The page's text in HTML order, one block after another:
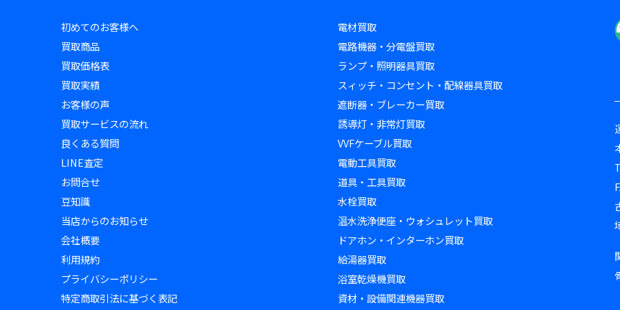
初めてのお客様へ
買取商品
買取価格表
買取実績
お客様の声
買取サービスの流れ
良くある質問
LINE査定
お問合せ
豆知識
当店からのお知らせ
会社概要
利用規約
プライバシーポリシー
特定商取引法に基づく表記
電材買取
電路機器・分電盤買取
ランプ・照明器具買取
スィッチ・コンセント・配線器具買取
遮断器・ブレーカー買取
誘導灯・非常灯買取
VVFケーブル買取
電動工具買取
道具・工具買取
水栓買取
温水洗浄便座・ウォシュレット買取
ドアホン・インターホン買取
給湯器買取
浴室乾燥機買取
資材・設備関連機器買取